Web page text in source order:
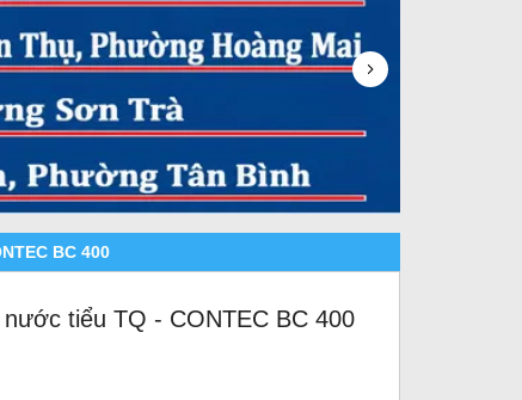
BC 400
tiểu TQ - CONTEC BC 400